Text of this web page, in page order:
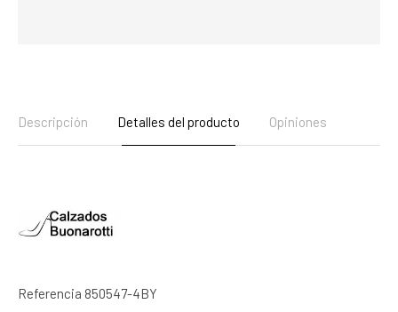
Descripción Detalles del producto Opiniones
Referencia 850547-4BY